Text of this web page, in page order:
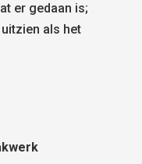
er gedaan is;
als het